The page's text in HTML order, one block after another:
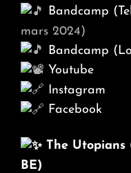
Bandcamp
mars 2024)
Bandcamp
Youtube
Instagram
Facebook
The Utopians
BE)